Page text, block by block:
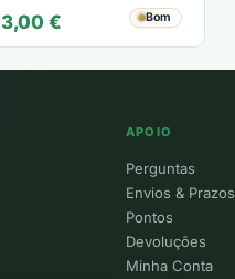
3,00 € Bom
APOIO
Perguntas
Envios & Prazos
Pontos
Devoluções
Minha Conta